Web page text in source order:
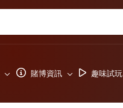
賭博資訊 趣味試玩